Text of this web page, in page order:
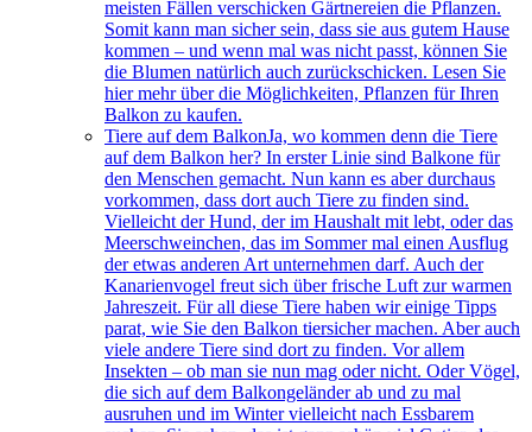
meisten Fällen verschicken Gärtnereien die Pflanzen.
Somit kann man sicher sein, dass sie aus gutem Hause
kommen – und wenn mal was nicht passt, können Sie
die Blumen natürlich auch zurückschicken. Lesen Sie
hier mehr über die Möglichkeiten, Pflanzen für Ihren
Balkon zu kaufen.
Tiere auf dem BalkonJa, wo kommen denn die Tiere
auf dem Balkon her? In erster Linie sind Balkone für
den Menschen gemacht. Nun kann es aber durchaus
vorkommen, dass dort auch Tiere zu finden sind.
Vielleicht der Hund, der im Haushalt mit lebt, oder das
Meerschweinchen, das im Sommer mal einen Ausflug
der etwas anderen Art unternehmen darf. Auch der
Kanarienvogel freut sich über frische Luft zur warmen
Jahreszeit. Für all diese Tiere haben wir einige Tipps
parat, wie Sie den Balkon tiersicher machen. Aber auch
viele andere Tiere sind dort zu finden. Vor allem
Insekten – ob man sie nun mag oder nicht. Oder Vögel,
die sich auf dem Balkongeländer ab und zu mal
ausruhen und im Winter vielleicht nach Essbarem